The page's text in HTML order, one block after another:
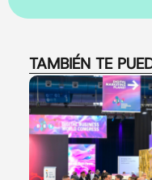
TAMBIÉN TE